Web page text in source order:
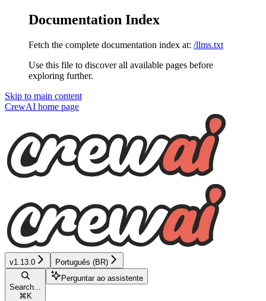
Documentation Index
Fetch the complete documentation index at: /llms.txt
Use this file to discover all available pages before
exploring further.
Skip to main content
CrewAI home page
v1.13.0 Português (BR)
Search...
⌘ K
Perguntar ao assistente